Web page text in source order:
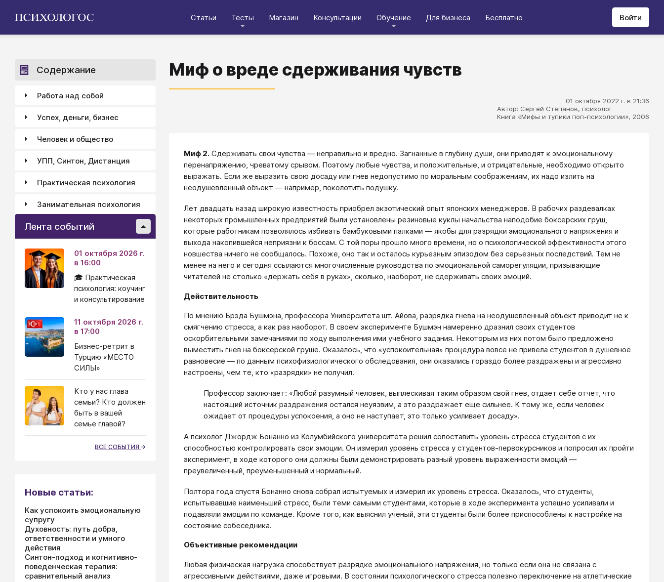
Статьи Тесты Магазин Консультации Обучение Для бизнеса Бесплатно Войти
Миф о вреде сдерживания чувств
01 октября 2022 г. в 21:36
Автор: Сергей Степанов, психолог
Книга «Мифы и тупики поп-психологии», 2006
Миф 2. Сдерживать свои чувства — неправильно и вредно. Загнанные в глубину души, они приводят к эмоциональному
перенапряжению, чреватому срывом. Поэтому любые чувства, и положительные, и отрицательные, необходимо открыто
выражать. Если же выразить свою досаду или гнев недопустимо по моральным соображениям, их надо излить на
неодушевленный объект — например, поколотить подушку.
Лет двадцать назад широкую известность приобрел экзотический опыт японских менеджеров. В рабочих раздевалках
некоторых промышленных предприятий были установлены резиновые куклы начальства наподобие боксерских груш,
которые работникам позволялось избивать бамбуковыми палками — якобы для разрядки эмоционального напряжения и
выхода накопившейся неприязни к боссам. С той поры прошло много времени, но о психологической эффективности этого
новшества ничего не сообщалось. Похоже, оно так и осталось курьезным эпизодом без серьезных последствий. Тем не
менее на него и сегодня ссылаются многочисленные руководства по эмоциональной саморегуляции, призывающие
читателей не столько «держать себя в руках», сколько, наоборот, не сдерживать своих эмоций.
Действительность
По мнению Брэда Бушмэна, профессора Университета шт. Айова, разрядка гнева на неодушевленный объект приводит не к
смягчению стресса, а как раз наоборот. В своем эксперименте Бушмэн намеренно дразнил своих студентов
оскорбительными замечаниями по ходу выполнения ими учебного задания. Некоторым из них потом было предложено
выместить гнев на боксерской груше. Оказалось, что «успокоительная» процедура вовсе не привела студентов в душевное
равновесие — по данным психофизиологического обследования, они оказались гораздо более раздражены и агрессивно
настроены, чем те, кто «разрядки» не получил.
Профессор заключает: «Любой разумный человек, выплескивая таким образом свой гнев, отдает себе отчет, что
настоящий источник раздражения остался неуязвим, а это раздражает еще сильнее. К тому же, если человек
ожидает от процедуры успокоения, а оно не наступает, это только усиливает досаду».
А психолог Джордж Бонанно из Колумбийского университета решил сопоставить уровень стресса студентов с их
способностью контролировать свои эмоции. Он измерил уровень стресса у студентов-первокурсников и попросил их пройти
эксперимент, в ходе которого они должны были демонстрировать разный уровень выраженности эмоций —
преувеличенный, преуменьшенный и нормальный.
Полтора года спустя Бонанно снова собрал испытуемых и измерил их уровень стресса. Оказалось, что студенты,
испытывавшие наименьший стресс, были теми самыми студентами, которые в ходе эксперимента успешно усиливали и
подавляли эмоции по команде. Кроме того, как выяснил ученый, эти студенты были более приспособлены к настройке на
состояние собеседника.
Объективные рекомендации
Любая физическая нагрузка способствует разрядке эмоционального напряжения, но только если она не связана с
агрессивными действиями, даже игровыми. В состоянии психологического стресса полезно переключение на атлетические
Содержание
Работа над собой
Успех, деньги, бизнес
Человек и общество
УПП, Синтон, Дистанция
Практическая психология
Занимательная психология
Лента событий
01 октября 2026 г.
в 16:00
🎓 Практическая
психология: коучинг
и консультирование
11 октября 2026 г.
в 17:00
Бизнес-ретрит в
Турцию «МЕСТО
СИЛЫ»
Кто у нас глава
семьи? Кто должен
быть в вашей
семье главой?
ВСЕ СОБЫТИЯ
Новые статьи:
Как успокоить эмоциональную
супругу
Духовность: путь добра,
ответственности и умного
действия
Синтон-подход и когнитивно-
поведенческая терапия:
сравнительный анализ